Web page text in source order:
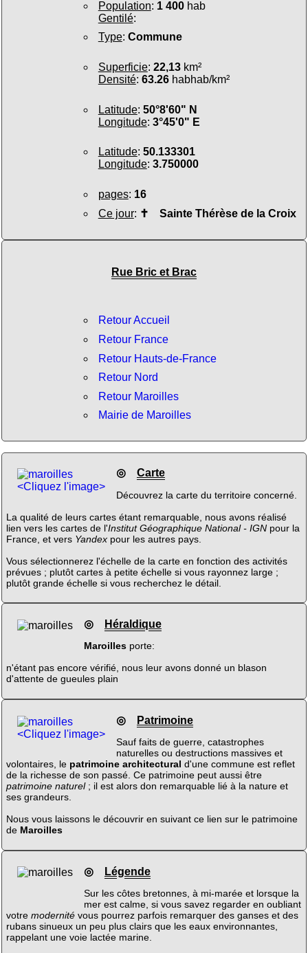
Population: 1 400hab
Gentilé:
Type: Commune
Superficie: 22,13km²
Densité: 63.26habhab/km²
Latitude: 50°8'60" N
Longitude: 3°45'0" E
Latitude: 50.133301
Longitude: 3.750000
pages: 16
Ce jour: ✝ Sainte Thérèse de la Croix
Rue Bric et Brac
Retour Accueil
Retour France
Retour Hauts-de-France
Retour Nord
Retour Maroilles
Mairie de Maroilles
<Cliquez l'image>
◎ Carte
Découvrez la carte du territoire concerné.
La qualité de leurs cartes étant remarquable, nous avons réalisé
lien vers les cartes de l'Institut Géographique National - IGNpour la
France, et vers Yandexpour les autres pays.
Vous sélectionnerez l'échelle de la carte en fonction des activités
prévues ; plutôt cartes à petite échelle si vous rayonnez large ;
plutôt grande échelle si vous recherchez le détail.
◎ Héraldique
Maroillesporte:
n'étant pas encore vérifié, nous leur avons donné un blason
d'attente de gueules plain
<Cliquez l'image>
◎ Patrimoine
Sauf faits de guerre, catastrophes
naturelles ou destructions massives et
volontaires, le patrimoine architectural d'une commune est reflet
de la richesse de son passé. Ce patrimoine peut aussi être
patrimoine naturel; il est alors don remarquable lié à la nature et
ses grandeurs.
Nous vous laissons le découvrir en suivant ce lien sur le patrimoine
de Maroilles
◎ Légende
Sur les côtes bretonnes, à mi-marée et lorsque la
mer est calme, si vous savez regarder en oubliant
votre modernitévous pourrez parfois remarquer des ganses et des
rubans sinueux un peu plus clairs que les eaux environnantes,
rappelant une voie lactée marine.